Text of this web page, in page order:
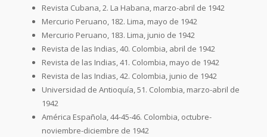
Revista Cubana, 2. La Habana, marzo-abril de 1942
Mercurio Peruano, 182. Lima, mayo de 1942
Mercurio Peruano, 183. Lima, junio de 1942
Revista de las Indias, 40. Colombia, abril de 1942
Revista de las Indias, 41. Colombia, mayo de 1942
Revista de las Indias, 42. Colombia, junio de 1942
Universidad de Antioquía, 51. Colombia, marzo-abril de
1942
América Española, 44-45-46. Colombia, octubre-
noviembre-diciembre de 1942